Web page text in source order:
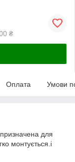
₴
Оплата Умови
для
монтується.і